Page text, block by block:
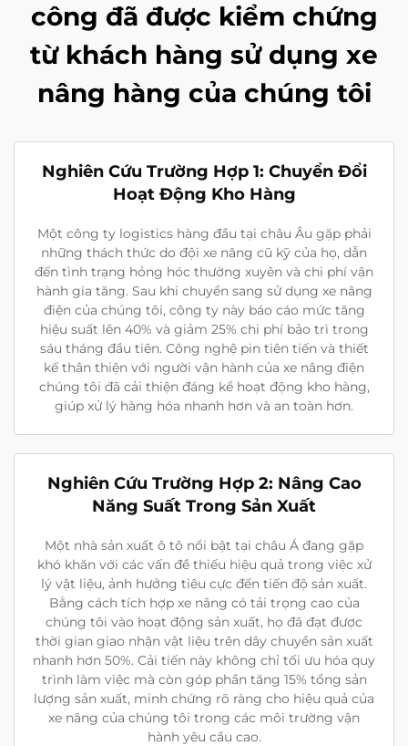
công đã được kiểm chứng
từ khách hàng sử dụng xe
nâng hàng của chúng tôi
Nghiên Cứu Trường Hợp 1: Chuyển Đổi
Hoạt Động Kho Hàng
Một công ty logistics hàng đầu tại châu Âu gặp phải
những thách thức do đội xe nâng cũ kỹ của họ, dẫn
đến tình trạng hỏng hóc thường xuyên và chi phí vận
hành gia tăng. Sau khi chuyển sang sử dụng xe nâng
điện của chúng tôi, công ty này báo cáo mức tăng
hiệu suất lên 40% và giảm 25% chi phí bảo trì trong
sáu tháng đầu tiên. Công nghệ pin tiên tiến và thiết
kế thân thiện với người vận hành của xe nâng điện
chúng tôi đã cải thiện đáng kể hoạt động kho hàng,
giúp xử lý hàng hóa nhanh hơn và an toàn hơn.
Nghiên Cứu Trường Hợp 2: Nâng Cao
Năng Suất Trong Sản Xuất
Một nhà sản xuất ô tô nổi bật tại châu Á đang gặp
khó khăn với các vấn đề thiếu hiệu quả trong việc xử
lý vật liệu, ảnh hưởng tiêu cực đến tiến độ sản xuất.
Bằng cách tích hợp xe nâng có tải trọng cao của
chúng tôi vào hoạt động sản xuất, họ đã đạt được
thời gian giao nhận vật liệu trên dây chuyền sản xuất
nhanh hơn 50%. Cải tiến này không chỉ tối ưu hóa quy
trình làm việc mà còn góp phần tăng 15% tổng sản
lượng sản xuất, minh chứng rõ ràng cho hiệu quả của
xe nâng của chúng tôi trong các môi trường vận
hành yêu cầu cao.